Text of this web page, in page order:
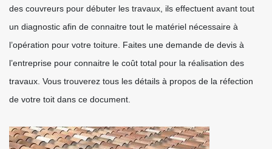
des couvreurs pour débuter les travaux, ils effectuent avant tout
un diagnostic afin de connaitre tout le matériel nécessaire à
l’opération pour votre toiture. Faites une demande de devis à
l’entreprise pour connaitre le coût total pour la réalisation des
travaux. Vous trouverez tous les détails à propos de la réfection
de votre toit dans ce document.